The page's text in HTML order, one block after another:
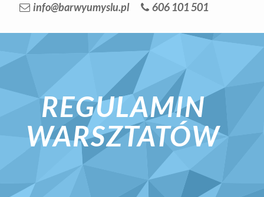
info@barwyumyslu.pl 606 101 501
REGULAMIN
WARSZTATÓW